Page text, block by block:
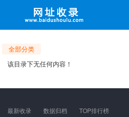
全部分类
该目录下无任何内容！
最新收录 数据归档 TOP排行榜